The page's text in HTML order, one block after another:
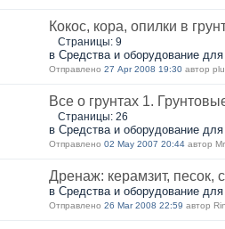
Кокос, кора, опилки в
Страницы: 9
в Средства и оборудование
Отправлено 27 Apr 2008 19:30 автор
Все о грунтах 1.
Страницы: 26
в Средства и оборудование
Отправлено 02 May 2007 20:44 автор
Дренаж: керамзит, песок,
в Средства и оборудование
Отправлено 26 Mar 2008 22:59 автор